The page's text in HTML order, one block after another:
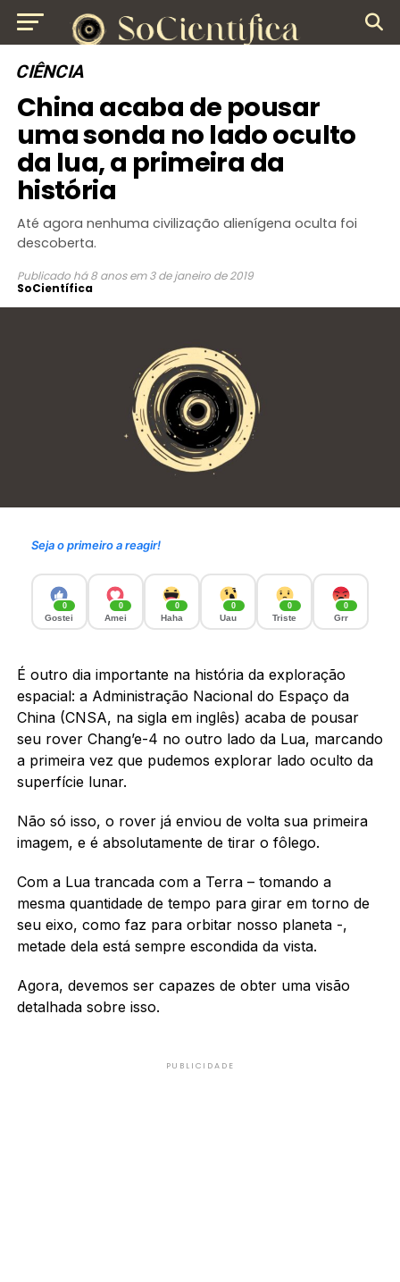
CIÊNCIA
China acaba de pousar
uma sonda no lado oculto
da lua, a primeira da
história
Até agora nenhuma civilização alienígena oculta foi
descoberta.
Publicado há 8 anos em 3 de janeiro de 2019
SoCientífica
Seja o primeiro a reagir!
0
Gostei
0
Amei
0
Haha
0
Uau
0
Triste
0
Grr
É outro dia importante na história da exploração
espacial: a Administração Nacional do Espaço da
China (CNSA, na sigla em inglês) acaba de pousar
seu rover Chang’e-4 no outro lado da Lua, marcando
a primeira vez que pudemos explorar lado oculto da
superfície lunar.
Não só isso, o rover já enviou de volta sua primeira
imagem, e é absolutamente de tirar o fôlego.
Com a Lua trancada com a Terra – tomando a
mesma quantidade de tempo para girar em torno de
seu eixo, como faz para orbitar nosso planeta -,
metade dela está sempre escondida da vista.
Agora, devemos ser capazes de obter uma visão
detalhada sobre isso.
PUBLICIDADE